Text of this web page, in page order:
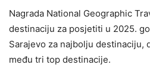
Nagrada National Geographic
destinaciju za posjetiti u 2025.
Sarajevo za najbolju destinaciju,
među tri top destinacije.